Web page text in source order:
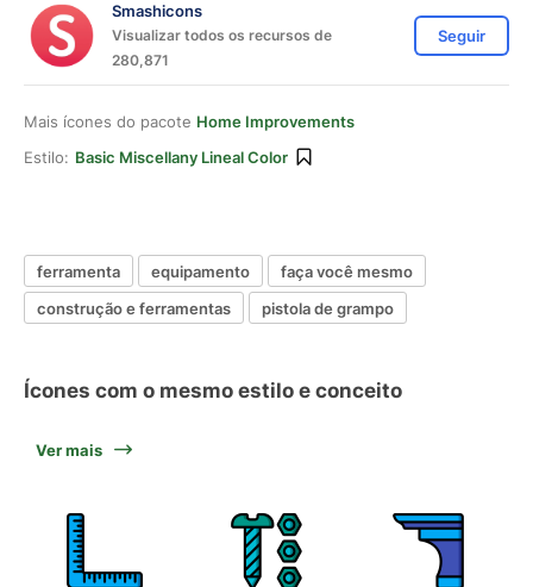
Smashicons
Visualizar todos os recursos de
280,871
Seguir
Mais ícones do pacote Home Improvements
Estilo: Basic Miscellany Lineal Color
ferramenta equipamento
faça você mesmo
construção e ferramentas
pistola de grampo
Ícones com o mesmo estilo e conceito
Ver mais